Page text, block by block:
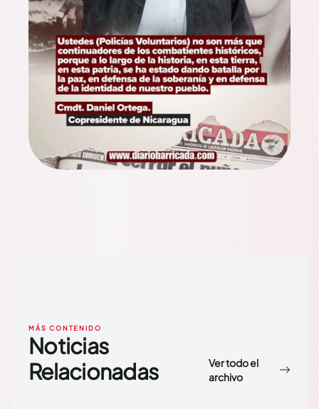
MÁS CONTENIDO
Noticias
Relacionadas
Ver todo el
archivo